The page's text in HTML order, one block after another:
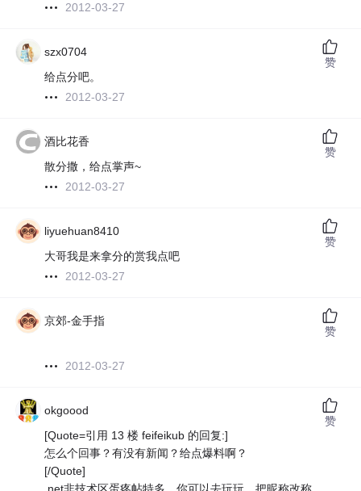
2012-03-27
szx0704
给点分吧。
2012-03-27
赞
酒比花香
散分撒，给点掌声~
2012-03-27
赞
liyuehuan8410
大哥我是来拿分的赏我点吧
2012-03-27
赞
京郊-金手指
2012-03-27
赞
okgoood
[Quote=引用 13 楼 feifeikub 的回复:]
怎么个回事？有没有新闻？给点爆料啊？
[/Quote]
赞